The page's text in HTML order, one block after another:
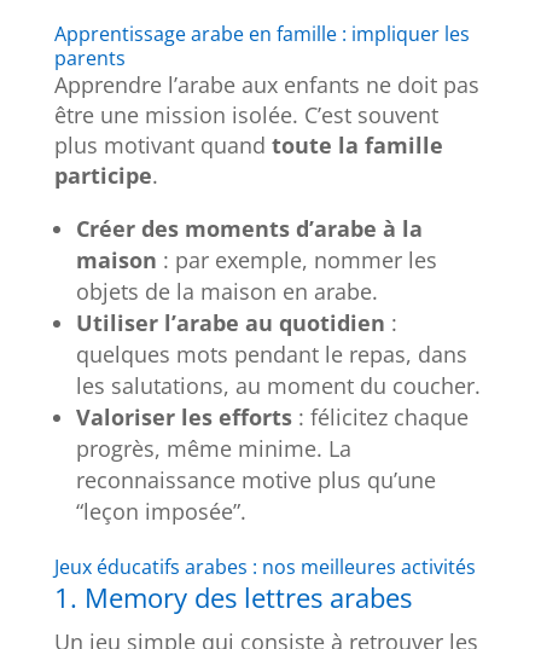
Apprentissage arabe en famille : impliquer les
parents
Apprendre l’arabe aux enfants ne doit pas
être une mission isolée. C’est souvent
plus motivant quand toute la famille
participe.
Créer des moments d’arabe à la
maison : par exemple, nommer les
objets de la maison en arabe.
Utiliser l’arabe au quotidien :
quelques mots pendant le repas, dans
les salutations, au moment du coucher.
Valoriser les efforts: félicitez chaque
progrès, même minime. La
reconnaissance motive plus qu’une
“leçon imposée”.
Jeux éducatifs arabes : nos meilleures activités
1. Memory des lettres arabes
Un jeu simple qui consiste à retrouver les